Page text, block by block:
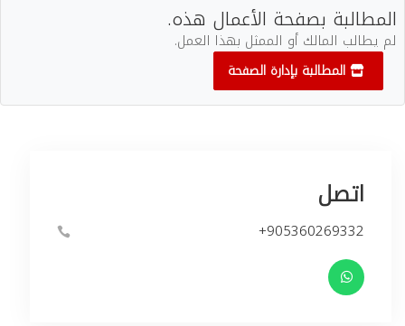
المطالبة بصفحة الأعمال هذه.
لم يطالب المالك أو الممثل بهذا العمل.
المطالبة بإدارة الصفحة
اتصل
+905360269332